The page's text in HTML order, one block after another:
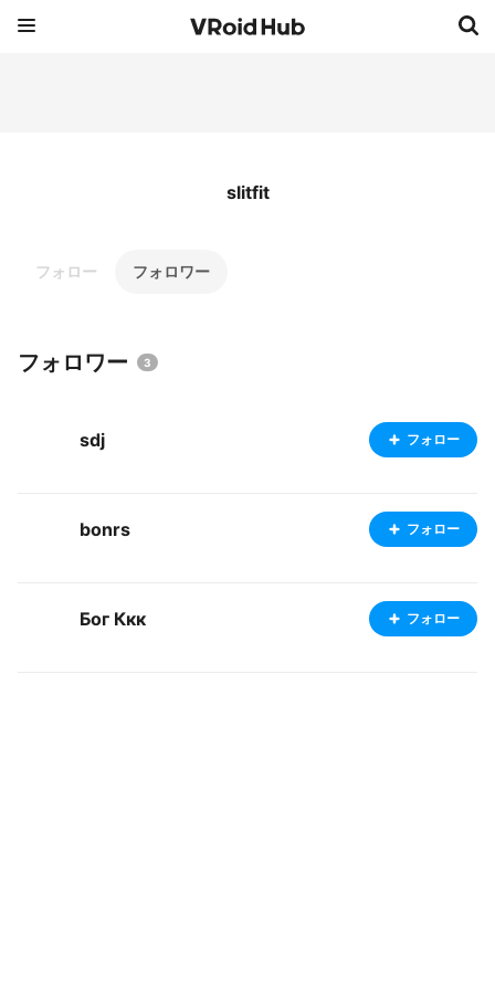
slitfit
フォロー フォロワー
フォロワー 3
sdj フォロー
bonrs フォロー
Бог Ккк フォロー